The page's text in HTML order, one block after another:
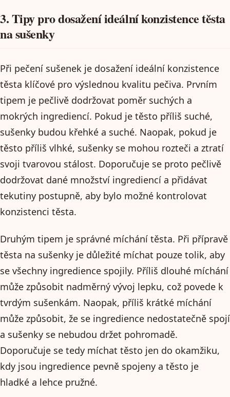
3. Tipy pro dosažení ideální konzistence těsta
na sušenky
Při pečení sušenek je dosažení ideální konzistence
těsta klíčové pro výslednou kvalitu pečiva. Prvním
tipem je pečlivě dodržovat poměr suchých a
mokrých ingrediencí. Pokud je těsto příliš suché,
sušenky budou křehké a suché. Naopak, pokud je
těsto příliš vlhké, sušenky se mohou rozteči a ztratí
svoji tvarovou stálost. Doporučuje se proto pečlivě
dodržovat dané množství ingrediencí a přidávat
tekutiny postupně, aby bylo možné kontrolovat
konzistenci těsta.
Druhým tipem je správné míchání těsta. Při přípravě
těsta na sušenky je důležité míchat pouze tolik, aby
se všechny ingredience spojily. Příliš dlouhé míchání
může způsobit nadměrný vývoj lepku, což povede k
tvrdým sušenkám. Naopak, příliš krátké míchání
může způsobit, že se ingredience nedostatečně spojí
a sušenky se nebudou držet pohromadě.
Doporučuje se tedy míchat těsto jen do okamžiku,
kdy jsou ingredience pevně spojeny a těsto je
hladké a lehce pružné.